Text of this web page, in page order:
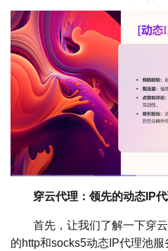
穿云代理：领先的动态IP
首先，让我们了解一下穿云
的http和socks5动态IP代理池